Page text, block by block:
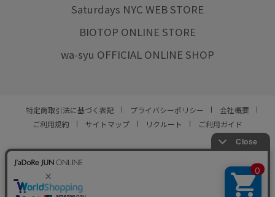
Saturdays NYC WEB STORE
BIOTOP ONLINE STORE
wa-syu OFFICIAL ONLINE SHOP
特定商取引法に基づく表記 プライバシーポリシー
会社概要
ご利用規約
サイトマップ リクルート ご利用ガイド
© JUN CO.,LTD. ALL RIGHTS RESERVED.